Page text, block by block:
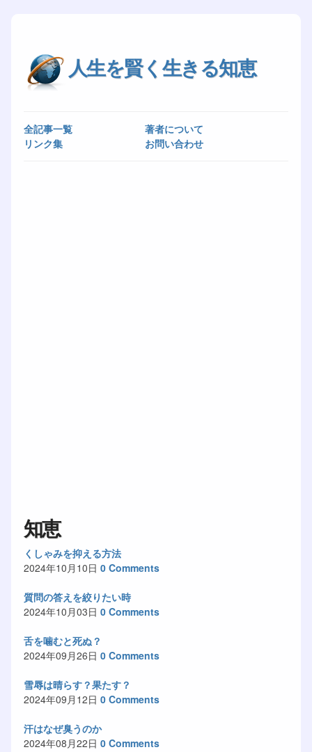
人生を賢く生きる知恵
全記事一覧
著者について
リンク集
お問い合わせ
知恵
くしゃみを抑える方法
2024年10月10日 0 Comments
質問の答えを絞りたい時
2024年10月03日 0 Comments
舌を噛むと死ぬ？
2024年09月26日 0 Comments
雪辱は晴らす？果たす？
2024年09月12日 0 Comments
汗はなぜ臭うのか
2024年08月22日 0 Comments